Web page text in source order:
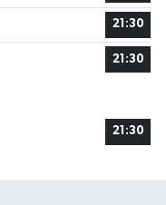
21:30
21:30
21:30